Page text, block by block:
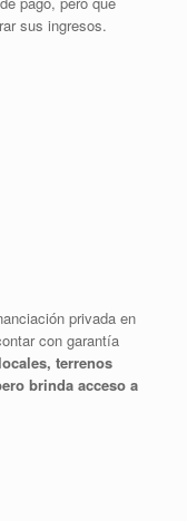
sus ingresos.
privada en
con garantía
terrenos
brinda acceso a